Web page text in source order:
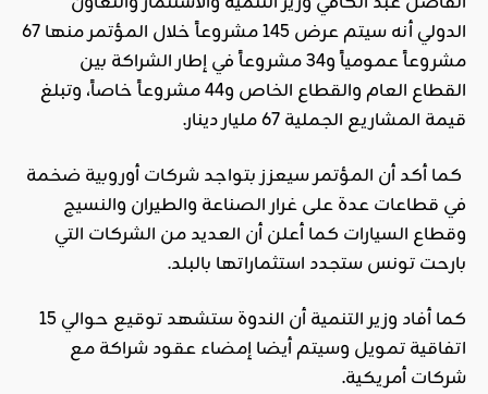
الدولي أنه سيتم عرض 145 مشروعاً خلال المؤتمر منها 67
مشروعاً عمومياً و34 مشروعاً في إطار الشراكة بين
القطاع العام والقطاع الخاص و44 مشروعاً خاصاً، وتبلغ
قيمة المشاريع الجملية 67 مليار دينار.
كما أكد أن المؤتمر سيعزز بتواجد شركات أوروبية ضخمة
في قطاعات عدة على غرار الصناعة والطيران والنسيج
وقطاع السيارات كما أعلن أن العديد من الشركات التي
بارحت تونس ستجدد استثماراتها بالبلد.
كما أفاد وزير التنمية أن الندوة ستشهد توقيع حوالي 15
اتفاقية تمويل وسيتم أيضا إمضاء عقود شراكة مع
شركات أمريكية.